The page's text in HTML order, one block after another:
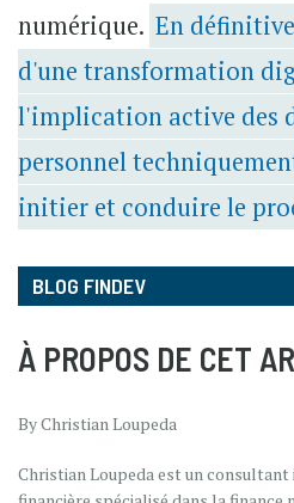
numérique. En
d'une transformation
l'implication active des
personnel
initier et conduire le
BLOG FINDEV
À PROPOS DE CET
By Christian Loupeda
Christian Loupeda est un